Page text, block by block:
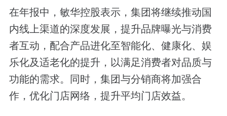
在年报中，敏华控股表示，集团将继续推动国
内线上渠道的深度发展，提升品牌曝光与消费
者互动，配合产品进化至智能化、健康化、娱
乐化及适老化的提升，以满足消费者对品质与
功能的需求。同时，集团与分销商将加强合
作，优化门店网络，提升平均门店效益。